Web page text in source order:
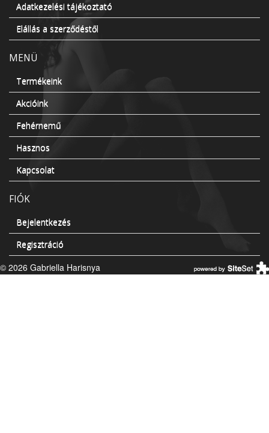
Adatkezelési tájékoztató
Elállás a szerződéstől
MENÜ
Termékeink
Akcióink
Fehérnemű
Hasznos
Kapcsolat
FIÓK
Bejelentkezés
Regisztráció
© 2026 Gabriella Harisnya